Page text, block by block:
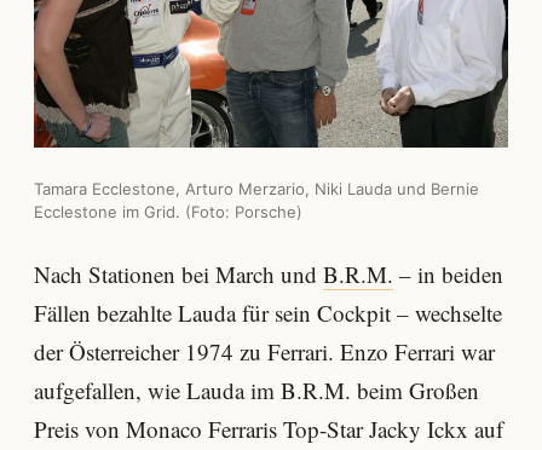
Tamara Ecclestone, Arturo Merzario, Niki Lauda und Bernie
Ecclestone im Grid. (Foto: Porsche)
Nach Stationen bei March und B.R.M. – in beiden
Fällen bezahlte Lauda für sein Cockpit – wechselte
der Österreicher 1974 zu Ferrari. Enzo Ferrari war
aufgefallen, wie Lauda im B.R.M. beim Großen
Preis von Monaco Ferraris Top-Star Jacky Ickx auf